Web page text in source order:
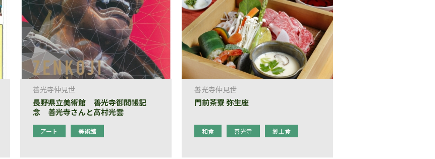
善光寺仲見世
長野県立美術館 善光寺御開帳記
念 善光寺さんと高村光雲
アート 美術館
善光寺仲見世
門前茶寮 弥生座
和食 善光寺 郷土食